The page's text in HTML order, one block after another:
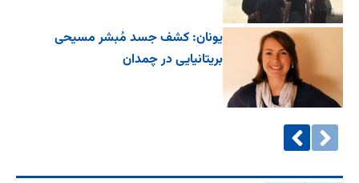
یونان: کشف جسد مُبشر مسیحی
بریتانیایی در چمدان